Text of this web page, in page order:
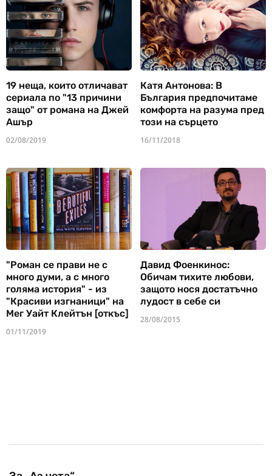
19 неща, които отличават
сериала по "13 причини
защо" от романа на Джей
Ашър
02/08/2019
Катя Антонова: В
България предпочитаме
комфорта на разума пред
този на сърцето
16/11/2018
"Роман се прави не с
много думи, а с много
голяма история" - из
"Красиви изгнаници" на
Мег Уайт Клейтън [откъс]
01/11/2019
Давид Фоенкинос:
Обичам тихите любови,
защото нося достатъчно
лудост в себе си
28/08/2015